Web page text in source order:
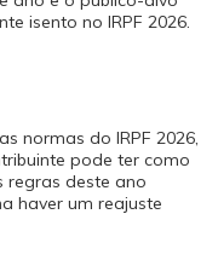
isento no IRPF 2026.
normas do IRPF 2026,
pode ter como
regras deste ano
haver um reajuste